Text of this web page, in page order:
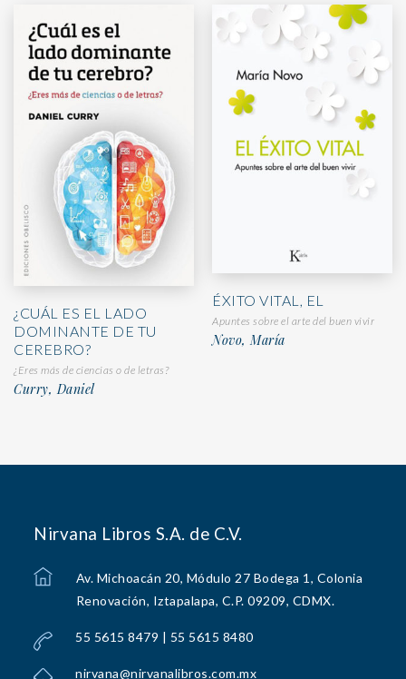
¿CUÁL ES EL LADO
DOMINANTE DE TU
CEREBRO?
¿Eres más de ciencias o de letras?
Curry, Daniel
ÉXITO VITAL, EL
Apuntes sobre el arte del buen vivir
Novo, María
Nirvana Libros S.A. de C.V.
Av. Michoacán 20, Módulo 27 Bodega 1, Colonia
Renovación, Iztapalapa, C.P. 09209, CDMX.
55 5615 8479 | 55 5615 8480
nirvana@nirvanalibros.com.mx